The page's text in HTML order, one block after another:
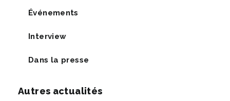
Événements
Interview
Dans la presse
Autres actualités